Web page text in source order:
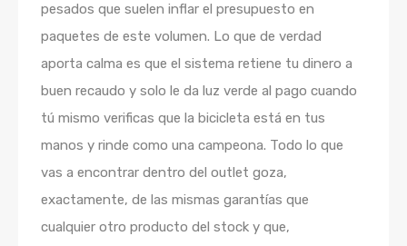
pesados que suelen inflar el presupuesto en
paquetes de este volumen. Lo que de verdad
aporta calma es que el sistema retiene tu dinero a
buen recaudo y solo le da luz verde al pago cuando
tú mismo verificas que la bicicleta está en tus
manos y rinde como una campeona. Todo lo que
vas a encontrar dentro del outlet goza,
exactamente, de las mismas garantías que
cualquier otro producto del stock y que,